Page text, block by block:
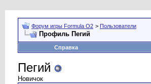
Форум игры Formula O2 > Пользователи
Профиль Пегий
Справка
Пегий
Новичок